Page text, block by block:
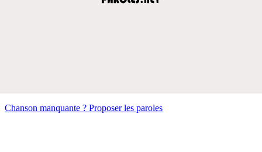
Chanson manquante ? Proposer les paroles